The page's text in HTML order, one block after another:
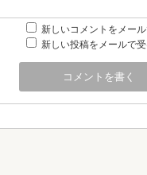
新しいコメントをメー
新しい投稿をメールで